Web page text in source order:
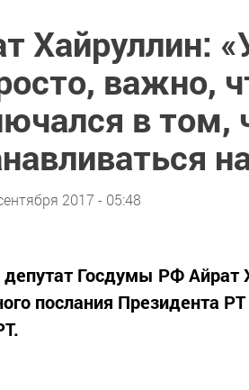
Хайруллин:
важно,
в том,
2017 - 05:48
Госдумы РФ Айрат
послания Президента